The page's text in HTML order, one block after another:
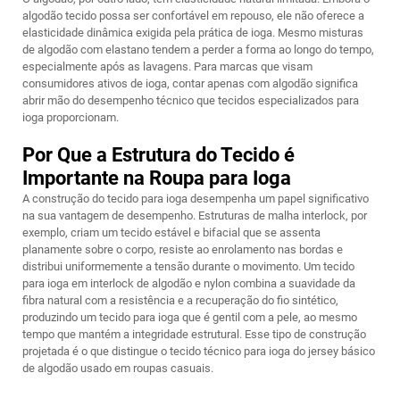
algodão tecido possa ser confortável em repouso, ele não oferece a
elasticidade dinâmica exigida pela prática de ioga. Mesmo misturas
de algodão com elastano tendem a perder a forma ao longo do tempo,
especialmente após as lavagens. Para marcas que visam
consumidores ativos de ioga, contar apenas com algodão significa
abrir mão do desempenho técnico que tecidos especializados para
ioga proporcionam.
Por Que a Estrutura do Tecido é
Importante na Roupa para Ioga
A construção do tecido para ioga desempenha um papel significativo
na sua vantagem de desempenho. Estruturas de malha interlock, por
exemplo, criam um tecido estável e bifacial que se assenta
planamente sobre o corpo, resiste ao enrolamento nas bordas e
distribui uniformemente a tensão durante o movimento. Um tecido
para ioga em interlock de algodão e nylon combina a suavidade da
fibra natural com a resistência e a recuperação do fio sintético,
produzindo um tecido para ioga que é gentil com a pele, ao mesmo
tempo que mantém a integridade estrutural. Esse tipo de construção
projetada é o que distingue o tecido técnico para ioga do jersey básico
de algodão usado em roupas casuais.